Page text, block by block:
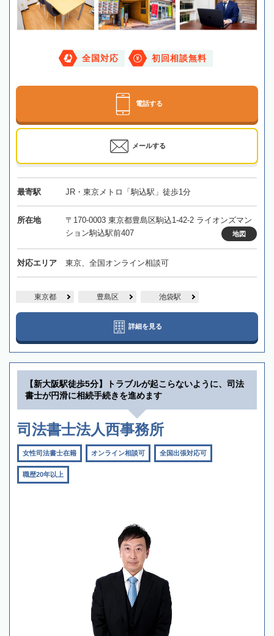
全国対応 初回相談無料
電話する
メールする
最寄駅 JR・東京メトロ「駒込駅」徒歩1分
所在地
〒170-0003 東京都豊島区駒込1-42-2 ライオンズマン
ション駒込駅前407
地図
対応エリア 東京、全国オンライン相談可
東京都 豊島区 池袋駅
詳細を見る
【新大阪駅徒歩5分】トラブルが起こらないように、司法
書士が円滑に相続手続きを進めます
司法書士法人西事務所
女性司法書士在籍 オンライン相談可 全国出張対応可
職歴20年以上